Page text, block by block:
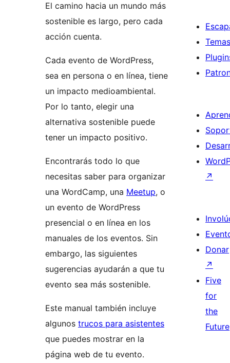
El camino hacia un mundo más
sostenible es largo, pero cada
acción cuenta.
Cada evento de WordPress,
sea en persona o en línea, tiene
un impacto medioambiental.
Por lo tanto, elegir una
alternativa sostenible puede
tener un impacto positivo.
Encontrarás todo lo que
necesitas saber para organizar
una WordCamp, una Meetup, o
un evento de WordPress
presencial o en línea en los
manuales de los eventos. Sin
embargo, las siguientes
sugerencias ayudarán a que tu
evento sea más sostenible.
Este manual también incluye
algunos trucos para asistentes
que puedes mostrar en la
página web de tu evento.
Temas
↗
Donar
↗
Five
for
the
Future